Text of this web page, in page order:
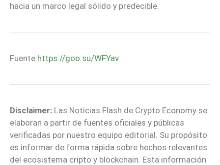
hacia un marco legal sólido y predecible.
Fuente:https://goo.su/WFYav
Disclaimer: Las Noticias Flash de Crypto Economy se
elaboran a partir de fuentes oficiales y públicas
verificadas por nuestro equipo editorial. Su propósito
es informar de forma rápida sobre hechos relevantes
del ecosistema cripto y blockchain. Esta información